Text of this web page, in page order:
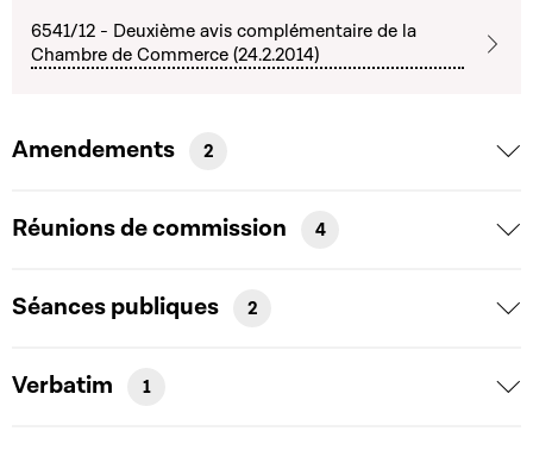
6541/12 - Deuxième avis complémentaire de la
Chambre de Commerce (24.2.2014)
Amendements 2
Réunions de commission 4
Séances publiques 2
Verbatim 1